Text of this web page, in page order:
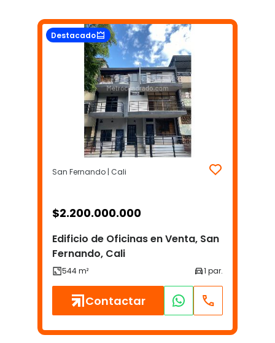
Destacado
San Fernando | Cali
$2.200.000.000
Edificio de Oficinas en Venta, San
Fernando, Cali
Contactar